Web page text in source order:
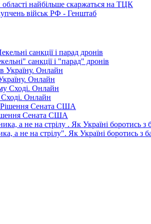
області найбільше скаржаться на ТЦК
військ РФ - Генштаб
санкції і "парад" дронів
Онлайн
Онлайн
Сената США
а не на стрілу". Як Україні боротись з